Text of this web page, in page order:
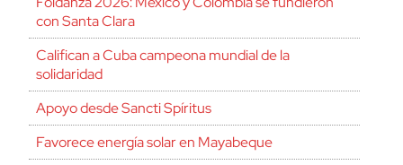
con Santa Clara
Califican a Cuba campeona mundial de la
solidaridad
Apoyo desde Sancti Spíritus
Favorece energía solar en Mayabeque